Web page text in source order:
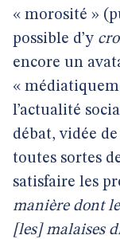
« morosité »
possible d’y
encore un
«
l’actualité
débat, vidée
toutes sortes
satisfaire les
manière dont
[les] malaises